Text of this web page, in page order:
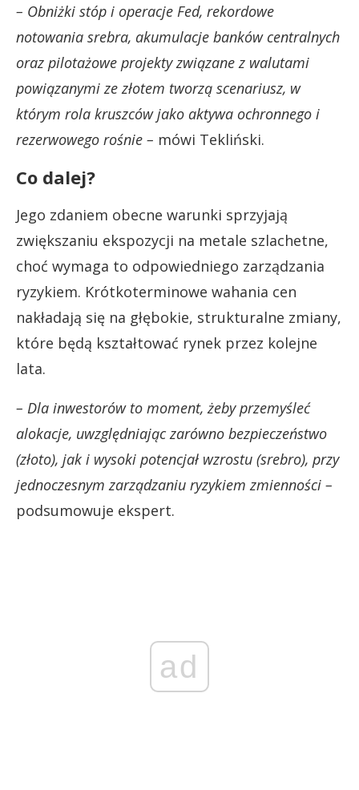
– Obniżki stóp i operacje Fed, rekordowe
notowania srebra, akumulacje banków centralnych
oraz pilotażowe projekty związane z walutami
powiązanymi ze złotem tworzą scenariusz, w
którym rola kruszców jako aktywa ochronnego i
rezerwowego rośnie – mówi Tekliński.
Co dalej?
Jego zdaniem obecne warunki sprzyjają
zwiększaniu ekspozycji na metale szlachetne,
choć wymaga to odpowiedniego zarządzania
ryzykiem. Krótkoterminowe wahania cen
nakładają się na głębokie, strukturalne zmiany,
które będą kształtować rynek przez kolejne
lata.
– Dla inwestorów to moment, żeby przemyśleć
alokacje, uwzględniając zarówno bezpieczeństwo
(złoto), jak i wysoki potencjał wzrostu (srebro), przy
jednoczesnym zarządzaniu ryzykiem zmienności –
podsumowuje ekspert.
ad